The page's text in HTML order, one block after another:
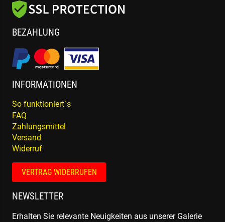
BEZAHLUNG
INFORMATIONEN
So funktioniert´s
FAQ
Zahlungsmittel
Versand
Widerruf
VERTRAG WIDERRUFEN
NEWSLETTER
Erhalten Sie relevante Neuigkeiten aus unserer Galerie